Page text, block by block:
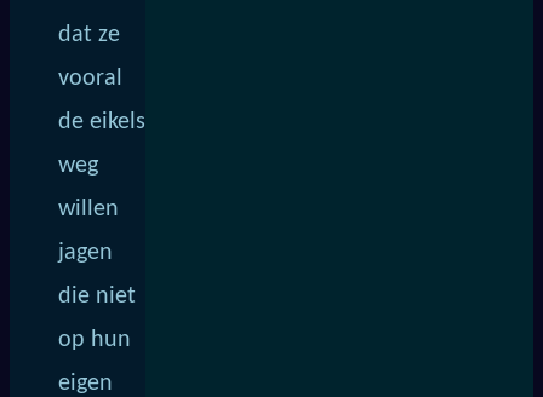
dat ze
vooral
de eikels
weg
willen
jagen
die niet
op hun
eigen